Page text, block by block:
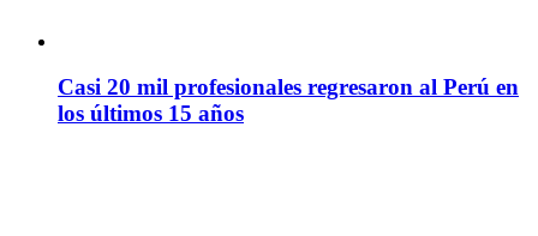
Casi 20 mil profesionales regresaron al Perú en
los últimos 15 años